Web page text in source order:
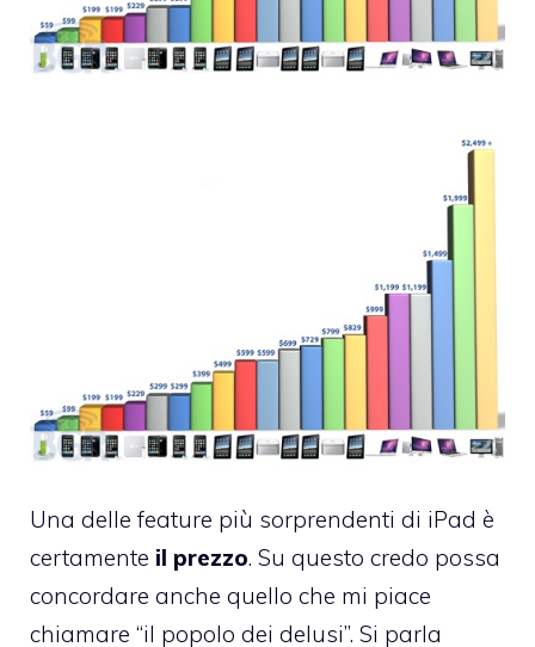
Una delle feature più sorprendenti di iPad è
certamente il prezzo. Su questo credo possa
concordare anche quello che mi piace
chiamare “il popolo dei delusi”. Si parla